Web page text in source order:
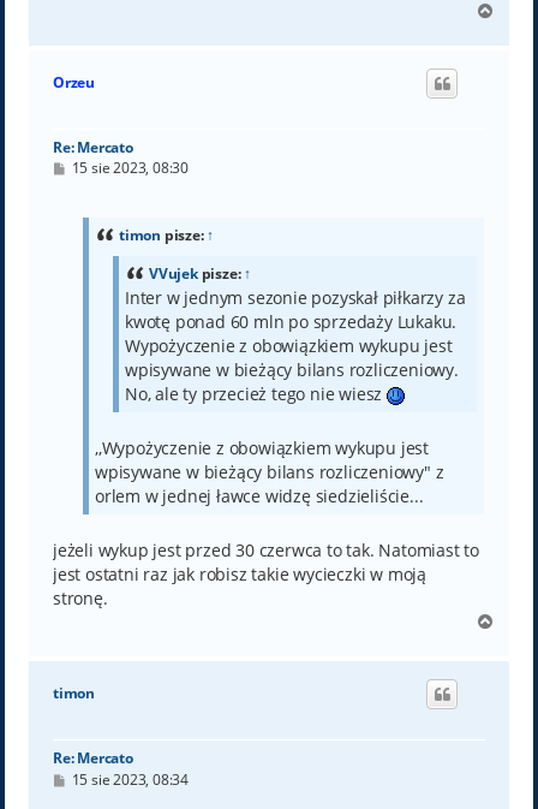
g
Orzeu
Re: Mercato
P15 sie 2023, 08:30
timon pisze:↑
VVujekpisze:↑
Inter w jednym sezonie pozyskał piłkarzy za
kwotę ponad 60 mln po sprzedaży Lukaku.
Wypożyczenie z obowiązkiem wykupu jest
wpisywane w bieżący bilans rozliczeniowy.
No, ale ty przecież tego nie wiesz
,,Wypożyczenie z obowiązkiem wykupu jest
wpisywane w bieżący bilans rozliczeniowy" z
orlem w jednej ławce widzę siedzieliście...
jeżeli wykup jest przed 30 czerwca to tak. Natomiast to
jest ostatni raz jak robisz takie wycieczki w moją
stronę.
g
timon
Re: Mercato
P15 sie 2023, 08:34